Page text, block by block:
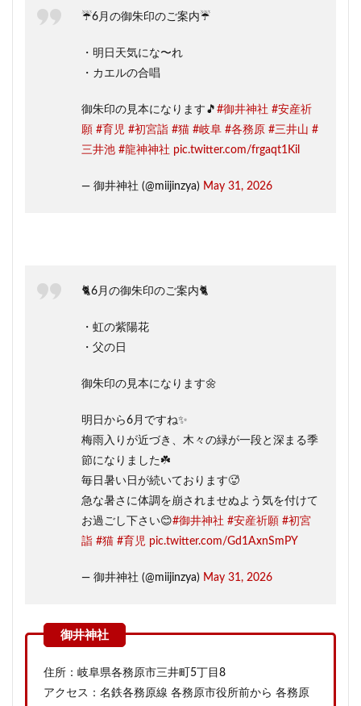
☔️6月の御朱印のご案内☔️
・明日天気にな〜れ
・カエルの合唱
御朱印の見本になります🎵 #御井神社 #安産祈
願 #育児 #初宮詣 #猫 #岐阜 #各務原 #三井山 #
三井池 #龍神神社 pic.twitter.com/frgaqt1Kil
— 御井神社 (@miijinzya) May 31, 2026
🐈6月の御朱印のご案内🐈
・虹の紫陽花
・父の日
御朱印の見本になります🌼
明日から6月ですね✨
梅雨入りが近づき、木々の緑が一段と深まる季
節になりました☘️
毎日暑い日が続いております🥵
急な暑さに体調を崩されませぬよう気を付けて
お過ごし下さい😊#御井神社 #安産祈願 #初宮
詣 #猫 #育児 pic.twitter.com/Gd1AxnSmPY
— 御井神社 (@miijinzya) May 31, 2026
住所：岐阜県各務原市三井町5丁目8
アクセス：名鉄各務原線 各務原市役所前から 各務原